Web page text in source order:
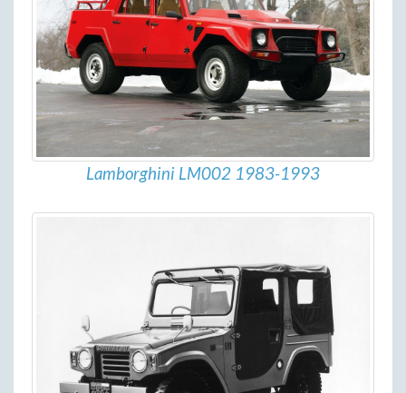
Lamborghini LM002 1983-1993